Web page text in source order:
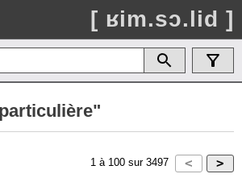
[ ʁim.sɔ.lid ]
1 à 100 sur 3497